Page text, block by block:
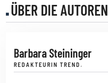
ÜBER DIE AUTOREN
Barbara Steininger
REDAKTEURIN TREND.